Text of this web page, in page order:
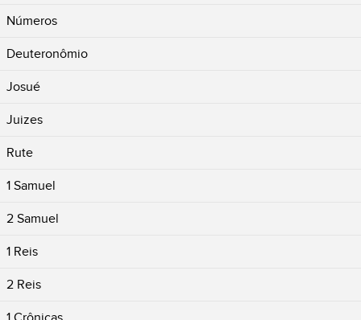
Números
Deuteronômio
Josué
Juizes
Rute
1 Samuel
2 Samuel
1 Reis
2 Reis